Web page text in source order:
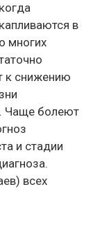
в
многих
к снижению
Чаще болеют
и стадии
всех